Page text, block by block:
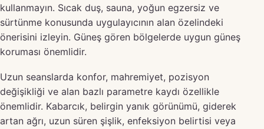
kullanmayın. Sıcak duş, sauna, yoğun egzersiz ve
sürtünme konusunda uygulayıcının alan özelindeki
önerisini izleyin. Güneş gören bölgelerde uygun güneş
koruması önemlidir.
Uzun seanslarda konfor, mahremiyet, pozisyon
değişikliği ve alan bazlı parametre kaydı özellikle
önemlidir. Kabarcık, belirgin yanık görünümü, giderek
artan ağrı, uzun süren şişlik, enfeksiyon belirtisi veya